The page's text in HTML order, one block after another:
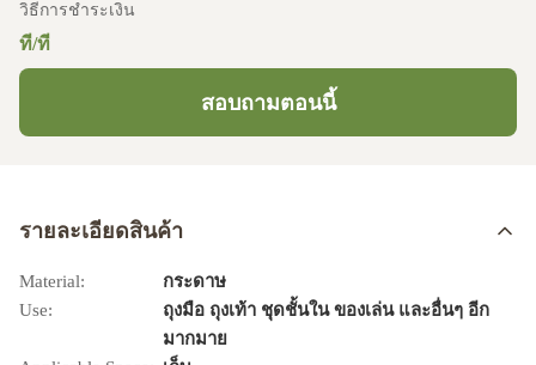
วิธีการชำระเงิน
ที/ที
สอบถามตอนนี้
รายละเอียดสินค้า
Material:
กระดาษ
Use:
ถุงมือ ถุงเท้า ชุดชั้นใน ของเล่น และอื่นๆ อีก
มากมาย